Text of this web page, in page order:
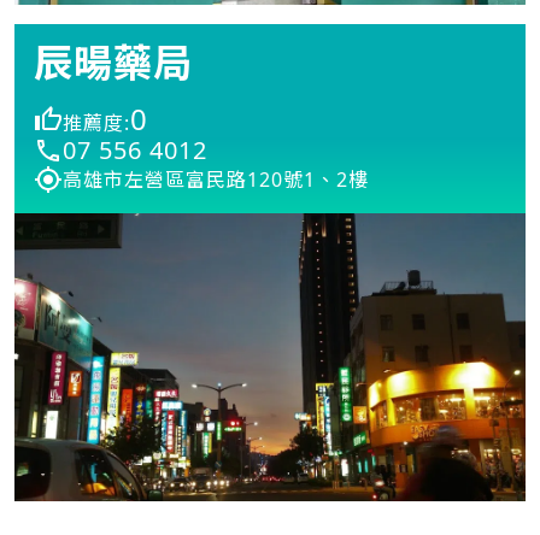
辰暘藥局
推薦度:0
07 556 4012
高雄市左營區富民路120號1、2樓